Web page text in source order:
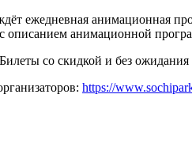
ежедневная
с описанием анимационной
со скидкой и без ожидания
https://